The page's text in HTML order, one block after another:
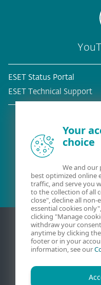
ESET Status Portal
ESET Technical Support
Your
choice
We and our
best optimized online
traffic, and serve you
to the collection of all
close", decline all non-
essential cookies
clicking "Manage
withdraw your
anytime by clicking
footer or in your
information, see our